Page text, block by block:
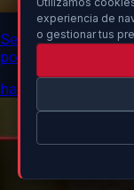
experiencia de
o gestionar tus
Senado advierte a
por crisis en Ceuta
hace 15h